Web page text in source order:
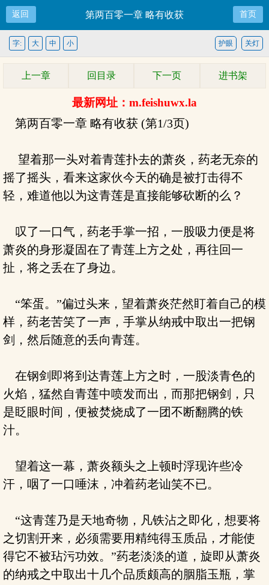
返回 第两百零一章 略有收获 首页
关灯
护眼
字: 大 中 小
上一章 回目录 下一页 进书架
最新网址：m.feishuwx.la
第两百零一章 略有收获 (第1/3页)
望着那一头对着青莲扑去的萧炎，药老无奈的
摇了摇头，看来这家伙今天的确是被打击得不
轻，难道他以为这青莲是直接能够砍断的么？
叹了一口气，药老手掌一招，一股吸力便是将
萧炎的身形凝固在了青莲上方之处，再往回一
扯，将之丢在了身边。
“笨蛋。”偏过头来，望着萧炎茫然盯着自己的模
样，药老苦笑了一声，手掌从纳戒中取出一把钢
剑，然后随意的丢向青莲。
在钢剑即将到达青莲上方之时，一股淡青色的
火焰，猛然自青莲中喷发而出，而那把钢剑，只
是眨眼时间，便被焚烧成了一团不断翻腾的铁
汁。
望着这一幕，萧炎额头之上顿时浮现许些冷
汗，咽了一口唾沫，冲着药老讪笑不已。
“这青莲乃是天地奇物，凡铁沾之即化，想要将
之切割开来，必须需要用精纯得玉质品，才能使
得它不被玷污功效。”药老淡淡的道，旋即从萧炎
的纳戒之中取出十几个品质颇高的胭脂玉瓶，掌